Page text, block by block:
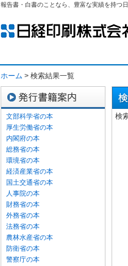
報告書・白書のことなら、豊富な実績を持つ
ホーム > 検索結果一覧
文部科学省の本
厚生労働省の本
内閣府の本
総務省の本
環境省の本
経済産業省の本
国土交通省の本
人事院の本
財務省の本
外務省の本
法務省の本
農林水産省の本
防衛省の本
警察庁の本
検